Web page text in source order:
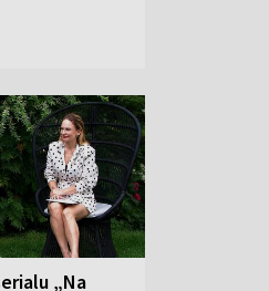
„Na